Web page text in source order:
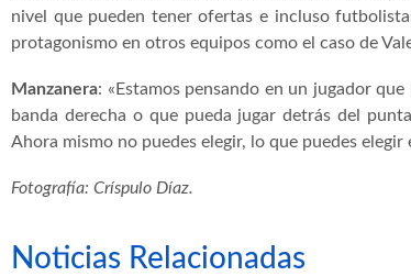
nivel que pueden tener ofertas e incluso
protagonismo en otros equipos como el caso de
Manzanera: «Estamos pensando en un jugador
banda derecha o que pueda jugar detrás del
Ahora mismo no puedes elegir, lo que puedes
Fotografía: Críspulo Díaz.
Noticias Relacionadas